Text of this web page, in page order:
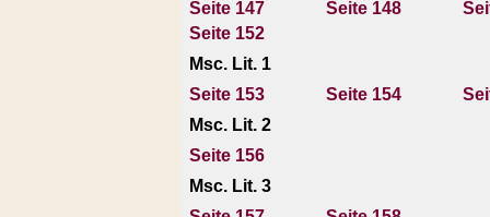
Seite 147
Seite 148
Seite 152
Msc. Lit. 1
Seite 153
Seite 154
Msc. Lit. 2
Seite 156
Msc. Lit. 3